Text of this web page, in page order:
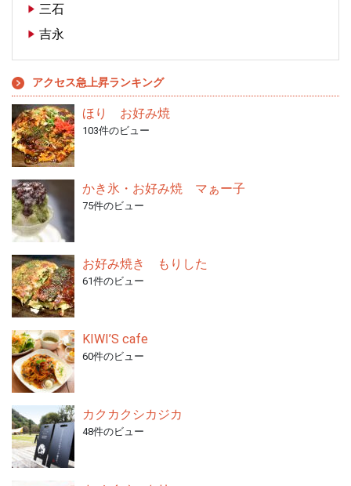
三石
吉永
アクセス急上昇ランキング
ほり お好み焼
103件のビュー
かき氷・お好み焼 マぁー子
75件のビュー
お好み焼き もりした
61件のビュー
KIWI’S cafe
60件のビュー
カクカクシカジカ
48件のビュー